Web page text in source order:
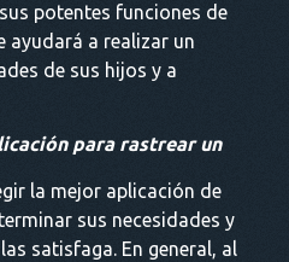
potentes funciones de
ayudará a realizar un
de sus hijos y a
para rastrear un
la mejor aplicación de
sus necesidades y
satisfaga. En general, al